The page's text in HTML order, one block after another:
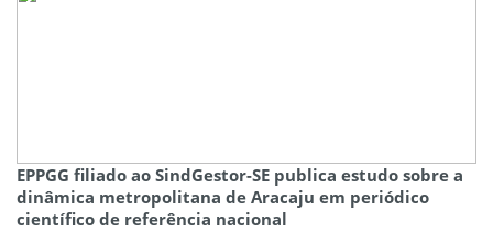
EPPGG filiado ao SindGestor-SE publica estudo sobre a
dinâmica metropolitana de Aracaju em periódico
científico de referência nacional